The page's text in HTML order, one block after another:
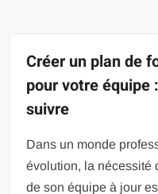
Créer un plan de
pour votre équipe
suivre
Dans un monde
évolution, la nécessité
de son équipe à jour